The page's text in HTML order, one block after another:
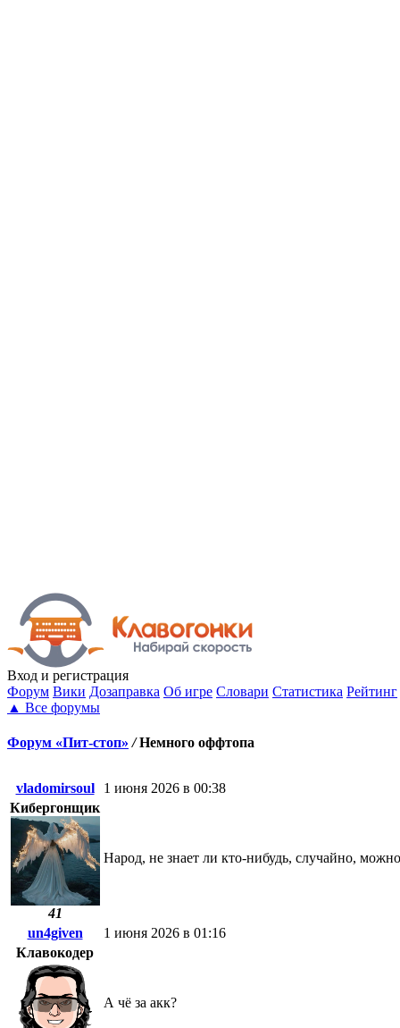
Вход и регистрация
Форум Вики Дозаправка Об игре Словари Статистика Рейтинг
▲ Все форумы
Форум «Пит-стоп» / Немного оффтопа
vladomirsoul
1 июня 2026 в 00:38
Кибергонщик
41
Народ, не знает ли кто-нибудь, случайно,
un4given
1 июня 2026 в 01:16
Клавокодер
А чё за акк?